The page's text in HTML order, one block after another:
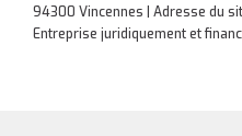
94300 Vincennes | Adresse du
Entreprise juridiquement et